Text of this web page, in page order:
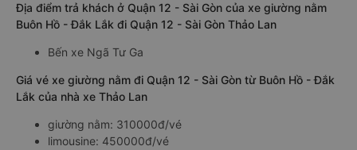
Địa điểm trả khách ở Quận 12 - Sài Gòn của xe giường nằm
Buôn Hồ - Đắk Lắk đi Quận 12 - Sài Gòn Thảo Lan
Bến xe Ngã Tư Ga
Giá vé xe giường nằm đi Quận 12 - Sài Gòn từ Buôn Hồ - Đắk
Lắk của nhà xe Thảo Lan
giường nằm: 310000đ/vé
limousine: 450000đ/vé